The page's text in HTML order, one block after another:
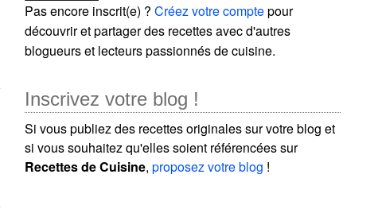
Pas encore inscrit(e) ?Créez votre comptepour
découvrir et partager des recettes avec d'autres
blogueurs et lecteurs passionnés de cuisine.
Inscrivez votre blog !
Si vous publiez des recettes originales sur votre blog et
si vous souhaitez qu'elles soient référencées sur
Recettes de Cuisine,proposez votre blog !